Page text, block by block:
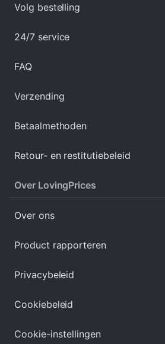
Volg bestelling
24/7 service
FAQ
Verzending
Betaalmethoden
Retour- en restitutiebeleid
Over LovingPrices
Over ons
Product rapporteren
Privacybeleid
Cookiebeleid
Cookie-instellingen